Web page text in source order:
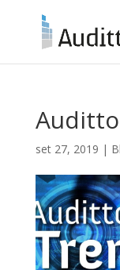
set 27, 2019 |